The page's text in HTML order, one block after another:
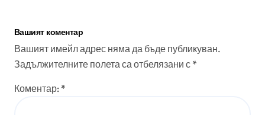
Вашият коментар
Вашият имейл адрес няма да бъде публикуван.
Задължителните полета са отбелязани с *
Коментар: *